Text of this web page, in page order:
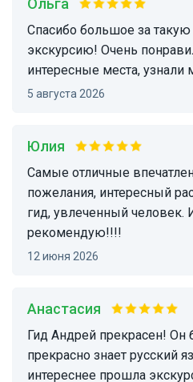
Ольга
Спасибо большое за такую интересную
экскурсию! Очень
интересные места,
5 августа 2026
Юлия
Самые отличные впечатления. Учтены все
пожелания, интересный
гид, увлеченный человек.
рекомендую!!!!
12 июня 2026
Анастасия
Гид Андрей прекрасен! Он балиец, который
прекрасно знает русский
интереснее прошла